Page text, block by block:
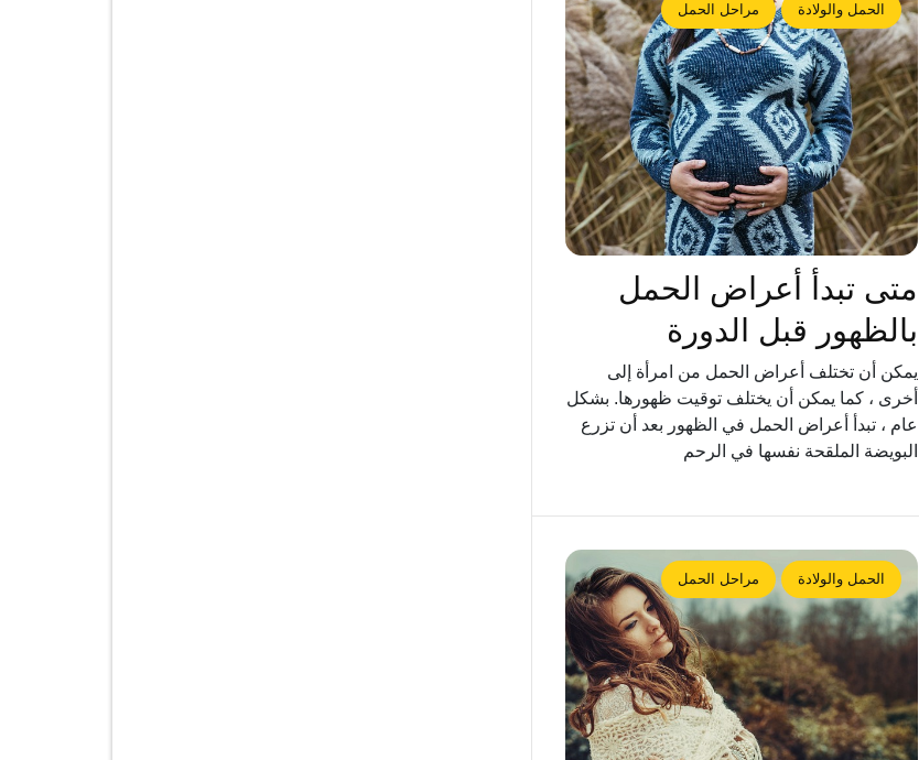
الحمل والولادة مراحل الحمل
متى تبدأ أعراض الحمل
بالظهور قبل الدورة
يمكن أن تختلف أعراض الحمل من امرأة إلى
أخرى ، كما يمكن أن يختلف توقيت ظهورها. بشكل
عام ، تبدأ أعراض الحمل في الظهور بعد أن تزرع
البويضة الملقحة نفسها في الرحم
الحمل والولادة مراحل الحمل